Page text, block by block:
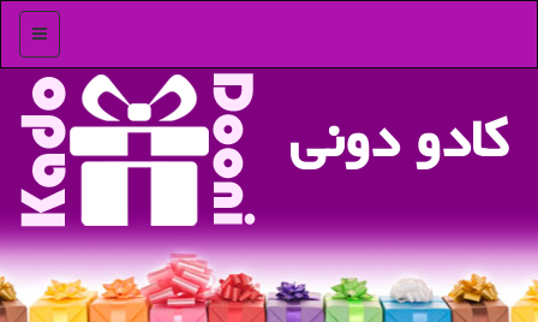
منو
كادو دونی